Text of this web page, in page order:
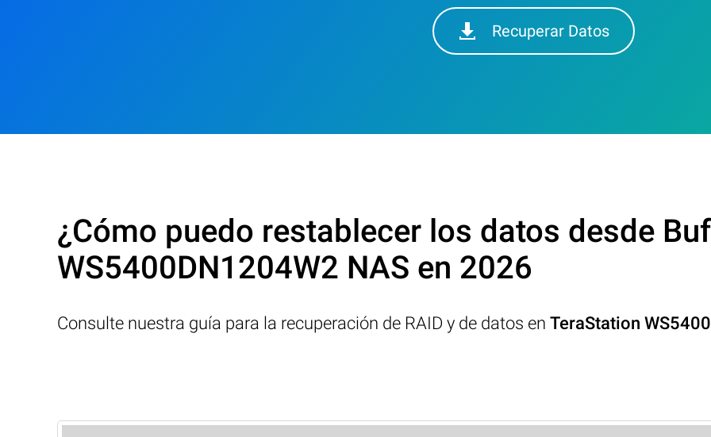
Recuperar Datos
¿Cómo puedo restablecer los datos desde
WS5400DN1204W2 NAS en 2026
Consulte nuestra guía para la recuperación de RAID y de datos en TeraStation